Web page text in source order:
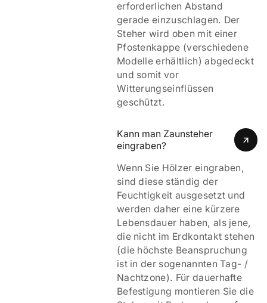
erforderlichen Abstand
gerade einzuschlagen. Der
Steher wird oben mit einer
Pfostenkappe (verschiedene
Modelle erhältlich) abgedeckt
und somit vor
Witterungseinflüssen
geschützt.
Kann man Zaunsteher
eingraben?
Wenn Sie Hölzer eingraben,
sind diese ständig der
Feuchtigkeit ausgesetzt und
werden daher eine kürzere
Lebensdauer haben, als jene,
die nicht im Erdkontakt stehen
(die höchste Beanspruchung
ist in der sogenannten Tag- /
Nachtzone). Für dauerhafte
Befestigung montieren Sie die